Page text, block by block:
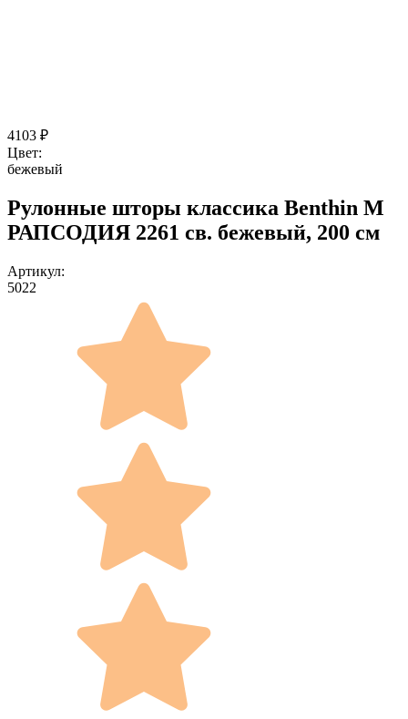
4103 ₽
Цвет:
бежевый
Рулонные шторы классика Benthin M
РАПСОДИЯ 2261 св. бежевый, 200 см
Артикул:
5022